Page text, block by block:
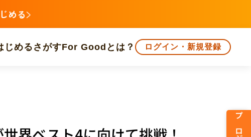
める
じめる さがすFor Goodとは？ ログイン・新規登録